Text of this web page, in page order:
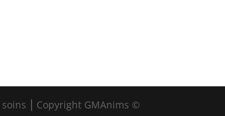
⎮ Copyright GMAnims ©